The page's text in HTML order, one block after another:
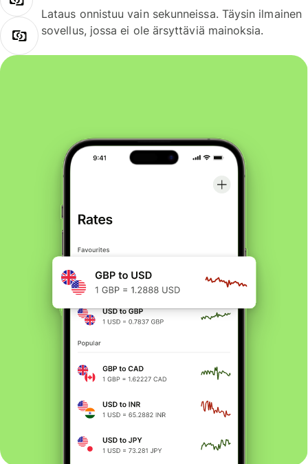
Lataus onnistuu vain sekunneissa. Täysin ilmainen
sovellus, jossa ei ole ärsyttäviä mainoksia.